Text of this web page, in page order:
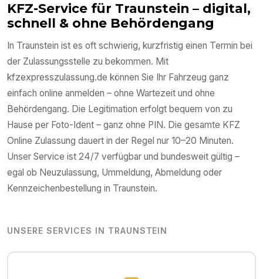
KFZ-Service für Traunstein – digital,
schnell & ohne Behördengang
In Traunstein ist es oft schwierig, kurzfristig einen Termin bei
der Zulassungsstelle zu bekommen. Mit
kfzexpresszulassung.de können Sie Ihr Fahrzeug ganz
einfach online anmelden – ohne Wartezeit und ohne
Behördengang. Die Legitimation erfolgt bequem von zu
Hause per Foto-Ident – ganz ohne PIN. Die gesamte KFZ
Online Zulassung dauert in der Regel nur 10–20 Minuten.
Unser Service ist 24/7 verfügbar und bundesweit gültig –
egal ob Neuzulassung, Ummeldung, Abmeldung oder
Kennzeichenbestellung in Traunstein.
UNSERE SERVICES IN TRAUNSTEIN